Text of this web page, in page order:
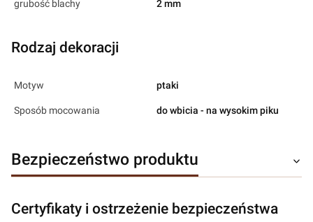
grubość blachy 2 mm
Rodzaj dekoracji
Motyw ptaki
Sposób mocowania do wbicia - na wysokim piku
Bezpieczeństwo produktu
Certyfikaty i ostrzeżenie bezpieczeństwa